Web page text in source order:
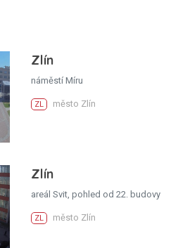
Zlín
náměstí Míru
ZL město Zlín
Zlín
areál Svit, pohled od 22. budovy
ZL město Zlín